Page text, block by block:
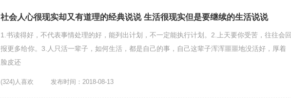
社会人心很现实却又有道理的经典说说 生活很现实但是要继续的生活说说
1.书读得好，不代表事情处理的好，能列出计划，不一定能执行计划。2.上天要你受苦，往往会回
报更多给你。3.人只活一辈子，如何生活，都是自己的事，自己这辈子浑浑噩噩地没活好，厚着
脸皮还
(324)人喜欢 发布时间：2018-08-13